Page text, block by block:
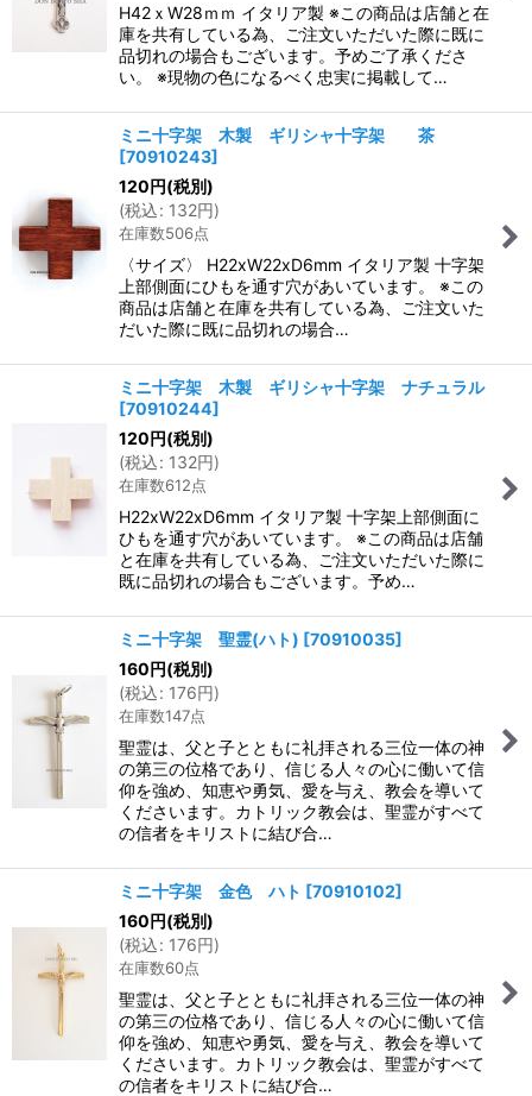
H42ｘW28ｍｍ イタリア製 ※この商品は店舗と在
庫を共有している為、ご注文いただいた際に既に
品切れの場合もございます。予めご了承くださ
い。 ※現物の色になるべく忠実に掲載して…
ミニ十字架 木製 ギリシャ十字架 茶
[70910243]
120円(税別)
(税込: 132円)
在庫数506点
〈サイズ〉 H22xW22xD6mm イタリア製 十字架
上部側面にひもを通す穴があいています。 ※この
商品は店舗と在庫を共有している為、ご注文いた
だいた際に既に品切れの場合…
ミニ十字架 木製 ギリシャ十字架 ナチュラル
[70910244]
120円(税別)
(税込: 132円)
在庫数612点
H22xW22xD6mm イタリア製 十字架上部側面に
ひもを通す穴があいています。 ※この商品は店舗
と在庫を共有している為、ご注文いただいた際に
既に品切れの場合もございます。予め…
ミニ十字架 聖霊(ハト) [70910035]
160円(税別)
(税込: 176円)
在庫数147点
聖霊は、父と子とともに礼拝される三位一体の神
の第三の位格であり、信じる人々の心に働いて信
仰を強め、知恵や勇気、愛を与え、教会を導いて
くださいます。カトリック教会は、聖霊がすべて
の信者をキリストに結び合…
ミニ十字架 金色 ハト [70910102]
160円(税別)
(税込: 176円)
在庫数60点
聖霊は、父と子とともに礼拝される三位一体の神
の第三の位格であり、信じる人々の心に働いて信
仰を強め、知恵や勇気、愛を与え、教会を導いて
くださいます。カトリック教会は、聖霊がすべて
の信者をキリストに結び合…